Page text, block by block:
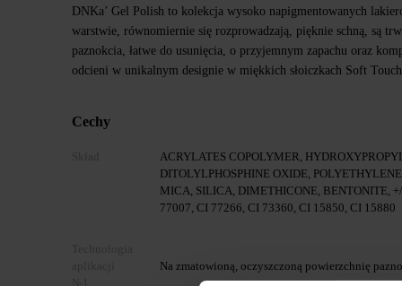
DNKa’ Gel Polish to kolekcja wysoko napigmentowanych
warstwie, równomiernie się rozprowadzają, pięknie schną, są
paznokcia, łatwe do usunięcia, o przyjemnym zapachu oraz
odcieni w unikalnym designie w miękkich słoiczkach Soft
Cechy
ACRYLATES COPOLYMER,
DITOLYLPHOSPHINE OXIDE,
MICA, SILICA, DIMETHICONE, BENTONITE,
77007, CI 77266, CI 73360, CI 15850, CI 15880
Na zmatowioną, oczyszczoną powierzchnię